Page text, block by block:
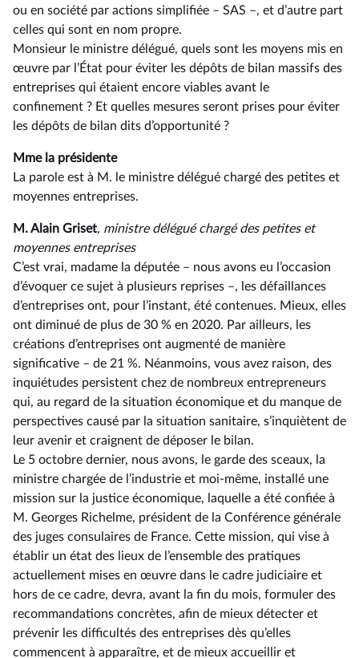
ou en société par actions simplifiée –⁠ SAS –, et d’autre part
celles qui sont en nom propre.
Monsieur le ministre délégué, quels sont les moyens mis en
œuvre par l’État pour éviter les dépôts de bilan massifs des
entreprises qui étaient encore viables avant le
confinement ? Et quelles mesures seront prises pour éviter
les dépôts de bilan dits d’opportunité ?
Mme la présidente
La parole est à M. le ministre délégué chargé des petites et
moyennes entreprises.
M. Alain Griset, ministre délégué chargé des petites et
moyennes entreprises
C’est vrai, madame la députée –⁠ nous avons eu l’occasion
d’évoquer ce sujet à plusieurs reprises –, les défaillances
d’entreprises ont, pour l’instant, été contenues. Mieux, elles
ont diminué de plus de 30 % en 2020. Par ailleurs, les
créations d’entreprises ont augmenté de manière
significative –⁠ de 21 %. Néanmoins, vous avez raison, des
inquiétudes persistent chez de nombreux entrepreneurs
qui, au regard de la situation économique et du manque de
perspectives causé par la situation sanitaire, s’inquiètent de
leur avenir et craignent de déposer le bilan.
Le 5 octobre dernier, nous avons, le garde des sceaux, la
ministre chargée de l’industrie et moi-même, installé une
mission sur la justice économique, laquelle a été confiée à
M. Georges Richelme, président de la Conférence générale
des juges consulaires de France. Cette mission, qui vise à
établir un état des lieux de l’ensemble des pratiques
actuellement mises en œuvre dans le cadre judiciaire et
hors de ce cadre, devra, avant la fin du mois, formuler des
recommandations concrètes, afin de mieux détecter et
prévenir les difficultés des entreprises dès qu’elles
commencent à apparaître, et de mieux accueillir et